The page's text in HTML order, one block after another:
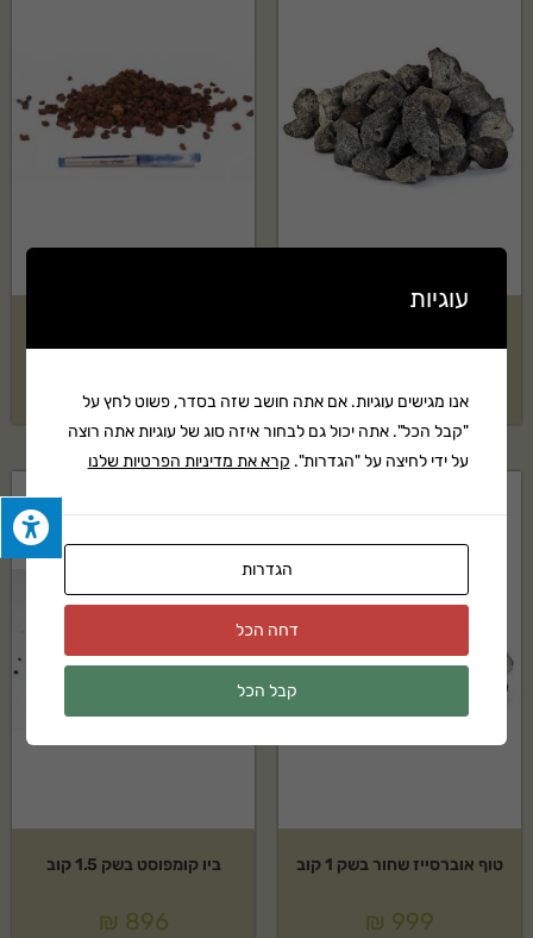
1,349
טוף אוברסייז שחור בשק 1 קוב
₪ 999
ביו קומפוסט בשק 1.5 קוב
₪ 896
עוגיות
אנו מגישים עוגיות. אם אתה חושב שזה בסדר, פשוט לחץ על
"קבל הכל". אתה יכול גם לבחור איזה סוג של עוגיות אתה רוצה
על ידי לחיצה על "הגדרות". קרא את מדיניות הפרטיות שלנו
הגדרות
דחה הכל
קבל הכל